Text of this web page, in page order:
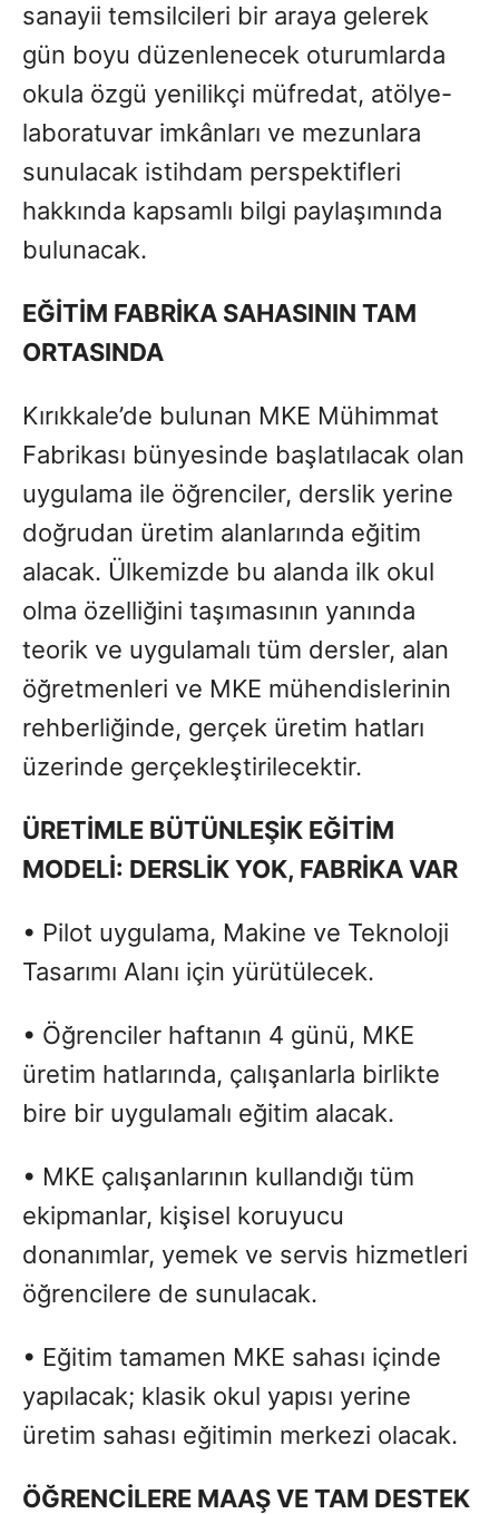
sanayii temsilcileri bir araya gelerek
gün boyu düzenlenecek oturumlarda
okula özgü yenilikçi müfredat, atölye-
laboratuvar imkânları ve mezunlara
sunulacak istihdam perspektifleri
hakkında kapsamlı bilgi paylaşımında
bulunacak.
EĞİTİM FABRİKA SAHASININ TAM
ORTASINDA
Kırıkkale’de bulunan MKE Mühimmat
Fabrikası bünyesinde başlatılacak olan
uygulama ile öğrenciler, derslik yerine
doğrudan üretim alanlarında eğitim
alacak. Ülkemizde bu alanda ilk okul
olma özelliğini taşımasının yanında
teorik ve uygulamalı tüm dersler, alan
öğretmenleri ve MKE mühendislerinin
rehberliğinde, gerçek üretim hatları
üzerinde gerçekleştirilecektir.
ÜRETİMLE BÜTÜNLEŞİK EĞİTİM
MODELİ: DERSLİK YOK, FABRİKA VAR
• Pilot uygulama, Makine ve Teknoloji
Tasarımı Alanı için yürütülecek.
• Öğrenciler haftanın 4 günü, MKE
üretim hatlarında, çalışanlarla birlikte
bire bir uygulamalı eğitim alacak.
• MKE çalışanlarının kullandığı tüm
ekipmanlar, kişisel koruyucu
donanımlar, yemek ve servis hizmetleri
öğrencilere de sunulacak.
• Eğitim tamamen MKE sahası içinde
yapılacak; klasik okul yapısı yerine
üretim sahası eğitimin merkezi olacak.
ÖĞRENCİLERE MAAŞ VE TAM DESTEK